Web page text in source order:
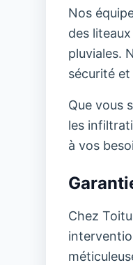
Nos
des
pluviales.
sécurité
Que vous
les
à vos
Chez